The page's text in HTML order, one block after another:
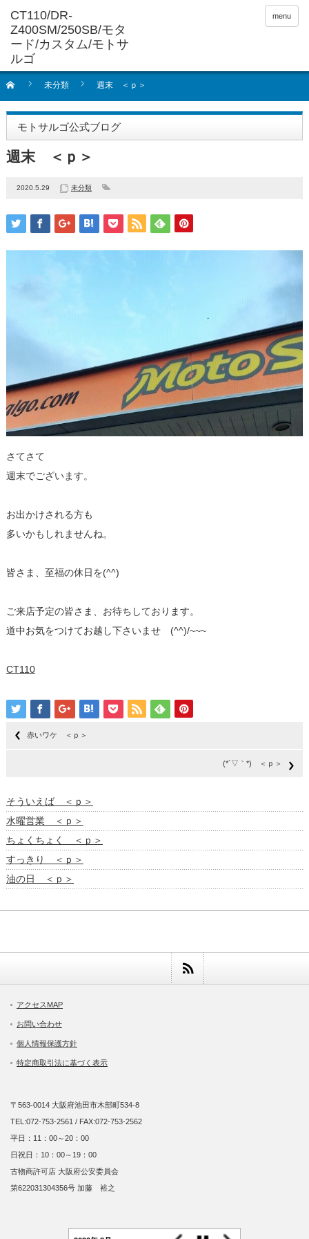
menu
未分類 週末 ＜ｐ＞
モトサルゴ公式ブログ
週末 ＜ｐ＞
2020.5.29 未分類
さてさて
週末でございます。
お出かけされる方も
多いかもしれませんね。
皆さま、至福の休日を(^^)
ご来店予定の皆さま、お待ちしております。
道中お気をつけてお越し下さいませ (^^)/~~~
CT110
赤いワケ ＜ｐ＞
(*´▽｀*) ＜ｐ＞
そういえば ＜ｐ＞
水曜営業 ＜ｐ＞
ちょくちょく ＜ｐ＞
すっきり ＜ｐ＞
油の日 ＜ｐ＞
アクセスMAP
お問い合わせ
個人情報保護方針
特定商取引法に基づく表示
〒563-0014 大阪府池田市木部町534-8
TEL:072-753-2561 / FAX:072-753-2562
平日：11：00～20：00
日祝日：10：00～19：00
古物商許可店 大阪府公安委員会
第622031304356号 加藤 裕之